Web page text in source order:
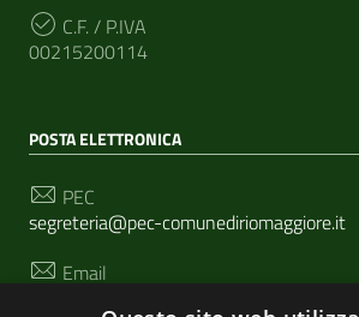
C.F. / P.IVA
00215200114
POSTA ELETTRONICA
PEC
segreteria@pec-comunediriomaggiore.it
Email